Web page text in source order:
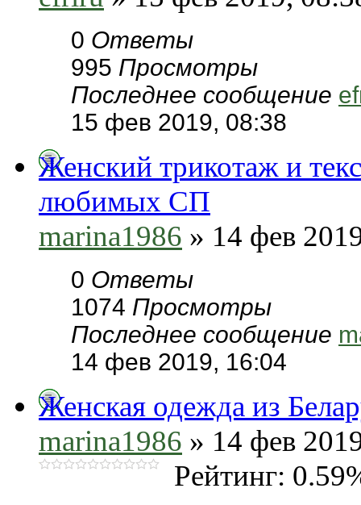
0 Ответы
995 Просмотры
Последнее сообщение
15 фев 2019, 08:38
Женский трикотаж и
любимых СП
marina1986 » 14 фев
0 Ответы
1074 Просмотры
Последнее сообщение
14 фев 2019, 16:04
Женская одежда из
marina1986 » 14 фев
Рейтинг: